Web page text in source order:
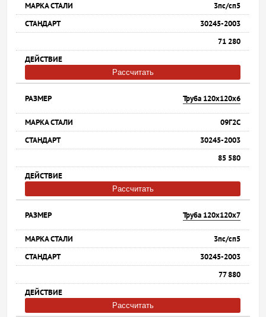
3пс/сп5
30245-2003
71 280
Рассчитать
Труба 120х120х6
09Г2С
30245-2003
85 580
Рассчитать
Труба 120х120х7
3пс/сп5
30245-2003
77 880
Рассчитать